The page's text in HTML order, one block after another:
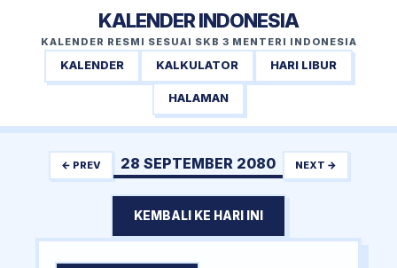
KALENDER INDONESIA
KALENDER RESMI SESUAI SKB 3 MENTERI INDONESIA
KALENDER KALKULATOR HARI LIBUR
HALAMAN
← PREV 28 SEPTEMBER 2080 NEXT →
KEMBALI KE HARI INI